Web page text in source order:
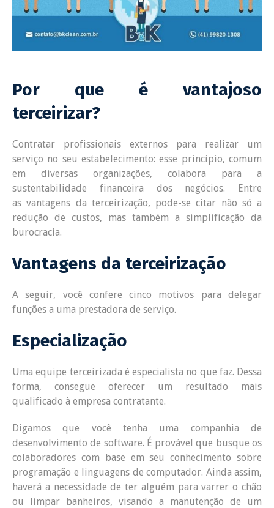
Por que é vantajoso
terceirizar?
Contratar profissionais externos para realizar um
serviço no seu estabelecimento: esse princípio, comum
em diversas organizações, colabora para a
sustentabilidade financeira dos negócios. Entre
as vantagens da terceirização, pode-se citar não só a
redução de custos, mas também a simplificação da
burocracia.
Vantagens da terceirização
A seguir, você confere cinco motivos para delegar
funções a uma prestadora de serviço.
Especialização
Uma equipe terceirizada é especialista no que faz. Dessa
forma, consegue oferecer um resultado mais
qualificado à empresa contratante.
Digamos que você tenha uma companhia de
desenvolvimento de software. É provável que busque os
colaboradores com base em seu conhecimento sobre
programação e linguagens de computador. Ainda assim,
haverá a necessidade de ter alguém para varrer o chão
ou limpar banheiros, visando a manutenção de um